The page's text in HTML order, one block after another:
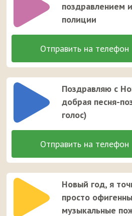
поздравлением
полиции
Поздравляю с
добрая песня-
голос)
Новый год, я
просто
музыкальные